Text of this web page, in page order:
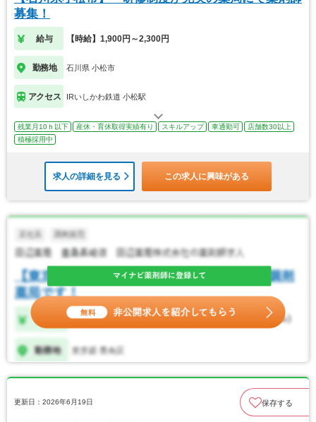
募集！
給与 【時給】1,900円～2,300円
勤務地 石川県 小松市
アクセス IRいしかわ鉄道 小松駅
残業月10ｈ以下 産休・育休取得実績有り スキルアップ 車通勤可
店舗数30以上
積極採用中
求人の詳細を見る この求人に興味がある
更新日：2026年6月19日 保存する